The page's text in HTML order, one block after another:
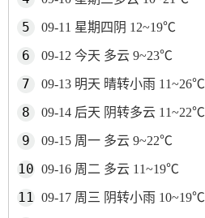
09-11 星期四阴 12~19℃
09-12 今天 多云 9~23℃
09-13 明天 晴转小雨 11~26℃
09-14 后天 阴转多云 11~22℃
09-15 周一 多云 9~22℃
09-16 周二 多云 11~19℃
09-17 周三 阴转小雨 10~19℃